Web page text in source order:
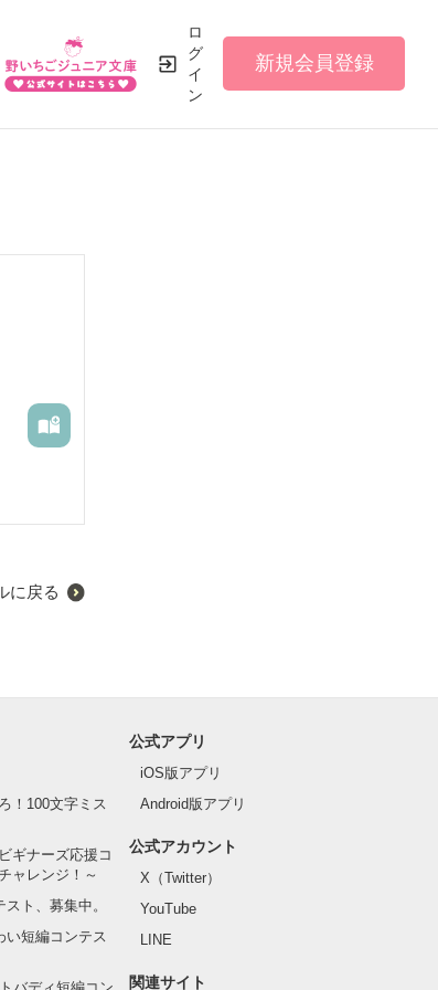
ロ
グ
イ
ン
新規会員登録
に戻る
！100文字ミス
ギナーズ応援コ
ャレンジ！～
ト、募集中。
い短編コンテス
公式アプリ
iOS版アプリ
Android版アプリ
公式アカウント
X（Twitter）
YouTube
LINE
関連サイト